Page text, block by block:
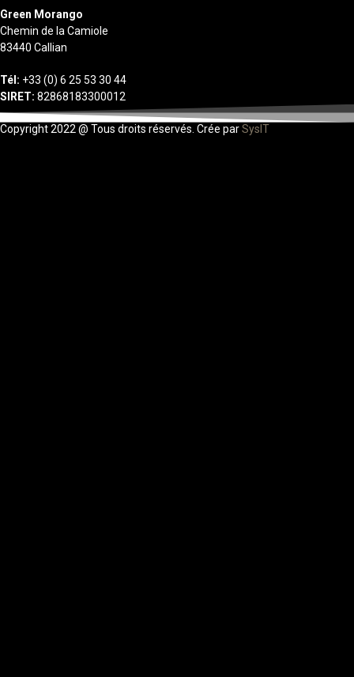
Green Morango
Chemin de la Camiole
83440 Callian
Tél: +33 (0) 6 25 53 30 44
SIRET: 82868183300012
Copyright 2022 @ Tous droits réservés. Crée parSysIT